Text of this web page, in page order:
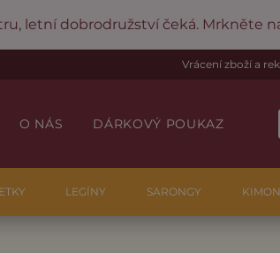
letní dobrodružství čeká. Mrkněte
Vrácení zboží a
O NÁS DÁRKOVÝ POUKAZ
LEGÍNY SARONGY